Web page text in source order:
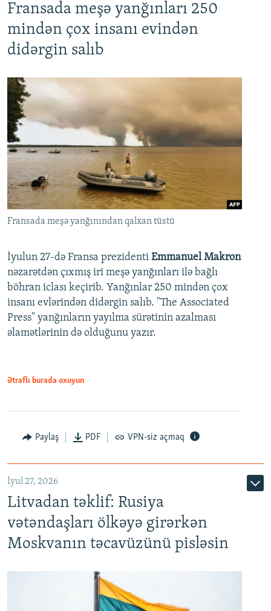
Fransada meşə yanğınları 250
mindən çox insanı evindən
didərgin salıb
Fransada meşə yanğınından qalxan tüstü
İyulun 27-də Fransa prezidenti Emmanuel Makron
nəzarətdən çıxmış iri meşə yanğınları ilə bağlı
böhran iclası keçirib. Yanğınlar 250 mindən çox
insanı evlərindən didərgin salıb. "The Associated
Press" yanğınların yayılma sürətinin azalması
əlamətlərinin də olduğunu yazır.
Ətraflı burada oxuyun
Paylaş PDF VPN-siz açmaq
İyul 27, 2026
Litvadan təklif: Rusiya
vətəndaşları ölkəyə girərkən
Moskvanın təcavüzünü pisləsin